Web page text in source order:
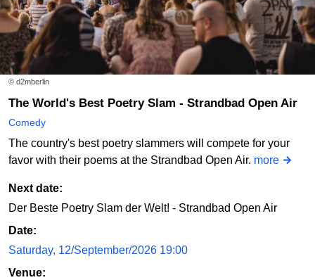
© d2mberlin
The World's Best Poetry Slam - Strandbad Open Air
Comedy
The country's best poetry slammers will compete for your
favor with their poems at the Strandbad Open Air. more
Next date:
Der Beste Poetry Slam der Welt! - Strandbad Open Air
Date:
Saturday, 12/September/2026 19:00
Venue: